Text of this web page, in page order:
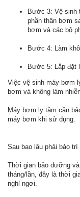
Bước 3: Vệ sinh
phần thân bơm
bơm và các bộ
Bước 4: Làm
Bước 5: Lắp đặt
Việc vệ sinh máy bơm
bơm và không làm
Máy bơm ly tâm cần
máy bơm khi sử dụng.
Sau bao lâu phải bảo
Thời gian bảo dưỡng
tháng/lần, đây là thời
nghỉ ngơi.